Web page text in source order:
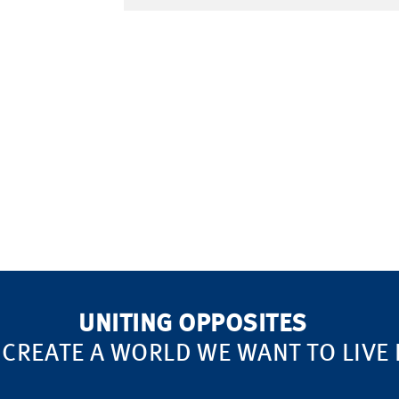
UNITING OPPOSITES
CREATE A WORLD WE WANT TO LIVE